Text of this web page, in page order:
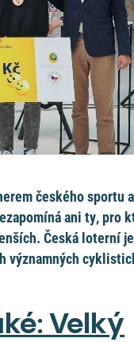
českého sportu
ani ty, pro
Česká loterní
významných
Velký